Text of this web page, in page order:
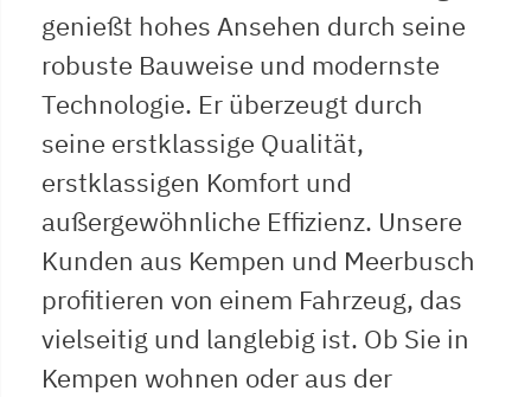
genießt hohes Ansehen durch seine
robuste Bauweise und modernste
Technologie. Er überzeugt durch
seine erstklassige Qualität,
erstklassigen Komfort und
außergewöhnliche Effizienz. Unsere
Kunden aus Kempen und Meerbusch
profitieren von einem Fahrzeug, das
vielseitig und langlebig ist. Ob Sie in
Kempen wohnen oder aus der